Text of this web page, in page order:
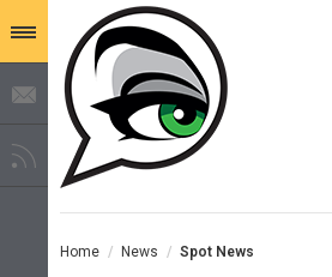
Home / News / Spot News